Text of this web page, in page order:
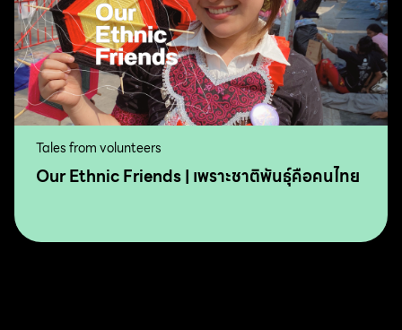
Tales from volunteers
Our Ethnic Friends | เพราะชาติพันธุ์คือคนไทย